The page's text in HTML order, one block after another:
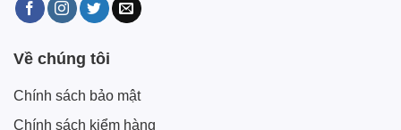
Về chúng tôi
Chính sách bảo mật
Chính sách kiểm hàng